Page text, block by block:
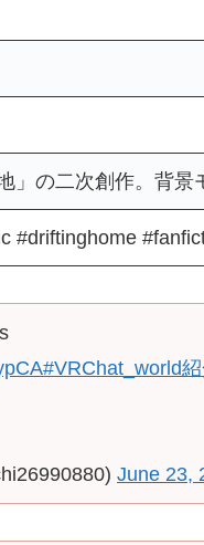
」の二次創作。背
#driftinghome
#VRChat_world
June 23,